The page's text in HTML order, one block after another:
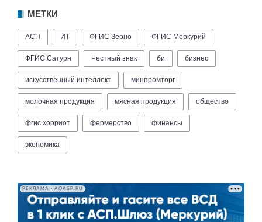
МЕТКИ
АСП ИТ ФГИС Зерно ФГИС Меркурий
ФГИС Сатурн Честный знак би бизнес
искусственный интеллект минпромторг
молочная продукция мясная продукция общество
фгис хорриот фермерство финансы
экономика
РЕКЛАМА • AOASP.RU